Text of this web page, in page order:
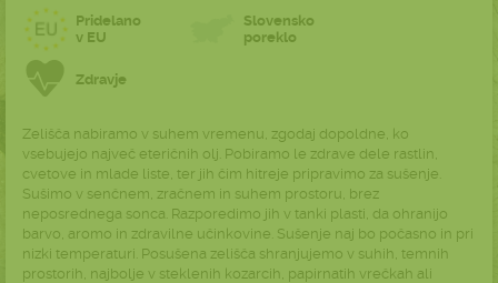
Pridelano
v EU
Slovensko
poreklo
Zdravje
Zelišča nabiramo v suhem vremenu, zgodaj dopoldne, ko
vsebujejo največ eteričnih olj. Pobiramo le zdrave dele rastlin,
cvetove in mlade liste, ter jih čim hitreje pripravimo za sušenje.
Sušimo v senčnem, zračnem in suhem prostoru, brez
neposrednega sonca. Razporedimo jih v tanki plasti, da ohranijo
barvo, aromo in zdravilne učinkovine. Sušenje naj bo počasno in pri
nizki temperaturi. Posušena zelišča shranjujemo v suhih, temnih
prostorih, najbolje v steklenih kozarcih, papirnatih vrečkah ali